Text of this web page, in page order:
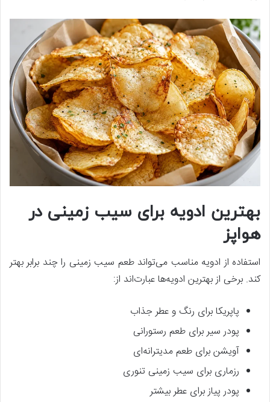
بهترین ادویه برای سیب زمینی در
هواپز
استفاده از ادویه مناسب می‌تواند طعم سیب زمینی را چند برابر بهتر
کند. برخی از بهترین ادویه‌ها عبارت‌اند از:
پاپریکا برای رنگ و عطر جذاب
پودر سیر برای طعم رستورانی
آویشن برای طعم مدیترانه‌ای
رزماری برای سیب زمینی تنوری
پودر پیاز برای عطر بیشتر